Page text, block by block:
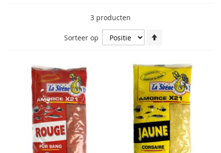
3 producten
Sorteer op
laag
sorteren